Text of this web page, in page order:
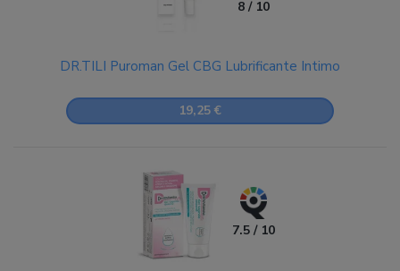
8 / 10
DR.TILI Puroman Gel CBG Lubrificante Intimo
19,25 €
7.5 / 10